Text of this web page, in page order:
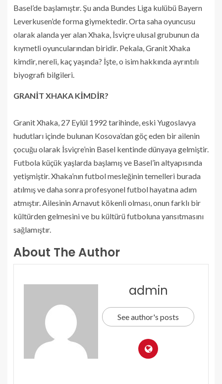
Basel’de başlamıştır. Şu anda Bundes Liga kulübü Bayern
Leverkusen’de forma giymektedir. Orta saha oyuncusu
olarak alanda yer alan Xhaka, İsviçre ulusal grubunun da
kıymetli oyuncularından biridir. Pekala, Granit Xhaka
kimdir, nereli, kaç yaşında? İşte, o isim hakkında ayrıntılı
biyografi bilgileri.
GRANİT XHAKA KİMDİR?
Granit Xhaka, 27 Eylül 1992 tarihinde, eski Yugoslavya
hudutları içinde bulunan Kosova’dan göç eden bir ailenin
çocuğu olarak İsviçre’nin Basel kentinde dünyaya gelmiştir.
Futbola küçük yaşlarda başlamış ve Basel’in altyapısında
yetişmiştir. Xhaka’nın futbol mesleğinin temelleri burada
atılmış ve daha sonra profesyonel futbol hayatına adım
atmıştır. Ailesinin Arnavut kökenli olması, onun farklı bir
kültürden gelmesini ve bu kültürü futboluna yansıtmasını
sağlamıştır.
About The Author
admin
See author's posts